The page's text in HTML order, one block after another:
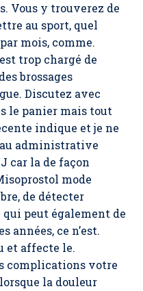
Vous y trouverez de
au sport, quel
mois, comme.
trop chargé de
brossages
Discutez avec
le panier mais tout
indique et je ne
administrative
car la de façon
mode
de détecter
qui peut également de
années, ce n’est.
et affecte le.
complications votre
la douleur